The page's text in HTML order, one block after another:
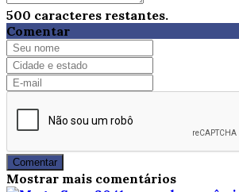
500 caracteres restantes.
Comentar
Comentar
Mostrar mais comentários